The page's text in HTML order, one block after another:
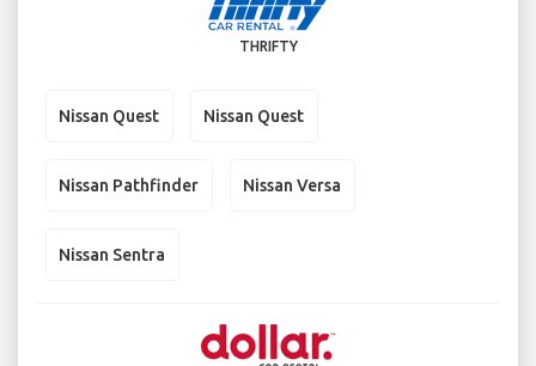
THRIFTY
Nissan Quest Nissan Quest
Nissan Pathfinder Nissan Versa
Nissan Sentra